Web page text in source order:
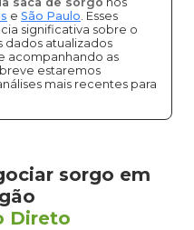
e São Paulo. Esses
significativa sobre o
dados atualizados
acompanhando as
estaremos
mais recentes para
sorgo em
Direto